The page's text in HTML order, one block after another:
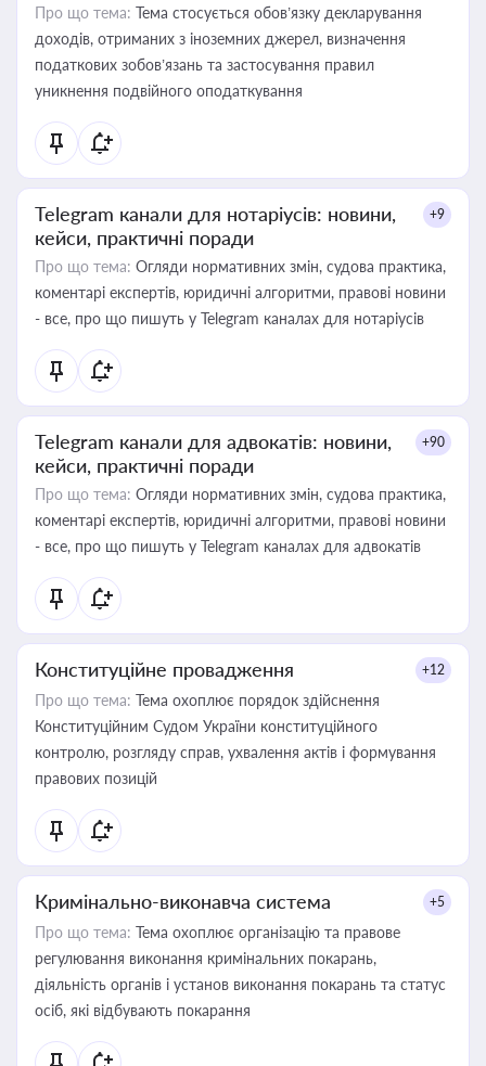
Про що тема: Тема стосується обов’язку декларування
доходів, отриманих з іноземних джерел, визначення
податкових зобов’язань та застосування правил
уникнення подвійного оподаткування
Telegram канали для нотаріусів: новини,
кейси, практичні поради
+9
Про що тема: Огляди нормативних змін, судова практика,
коментарі експертів, юридичні алгоритми, правові новини
- все, про що пишуть у Telegram каналах для нотаріусів
Telegram канали для адвокатів: новини,
кейси, практичні поради
+90
Про що тема: Огляди нормативних змін, судова практика,
коментарі експертів, юридичні алгоритми, правові новини
- все, про що пишуть у Telegram каналах для адвокатів
Конституційне провадження +12
Про що тема: Тема охоплює порядок здійснення
Конституційним Судом України конституційного
контролю, розгляду справ, ухвалення актів і формування
правових позицій
Кримінально-виконавча система +5
Про що тема: Тема охоплює організацію та правове
регулювання виконання кримінальних покарань,
діяльність органів і установ виконання покарань та статус
осіб, які відбувають покарання